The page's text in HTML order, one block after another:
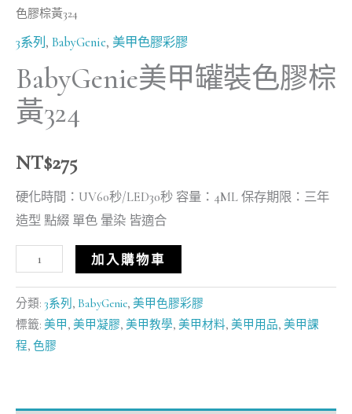
色膠棕黃324
3系列, BabyGenie, 美甲色膠彩膠
BabyGenie美甲罐裝色膠棕
黃324
NT$275
硬化時間：UV60秒/LED30秒 容量：4ML 保存期限：三年
造型 點綴 單色 暈染 皆適合
加入購物車
分類: 3系列 , BabyGenie, 美甲色膠彩膠
標籤: 美甲, 美甲凝膠, 美甲教學, 美甲材料, 美甲用品, 美甲課
程, 色膠